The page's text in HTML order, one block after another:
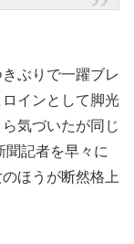
ぶりで一躍ブレ
インとして脚光
気づいたが同じ
聞記者を早々に
ほうが断然格上